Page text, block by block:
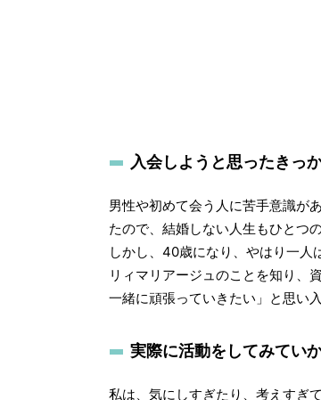
入会しようと思ったきっ
男性や初めて会う人に苦手意識が
たので、結婚しない人生もひとつ
しかし、40歳になり、やはり一人
リィマリアージュのことを知り、
一緒に頑張っていきたい」と思い
実際に活動をしてみてい
私は、気にしすぎたり、考えすぎ